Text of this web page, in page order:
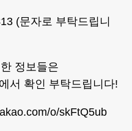
(문자로 부탁드립니
정보들은
서 확인 부탁드립니다!
o/skFtQ5ub